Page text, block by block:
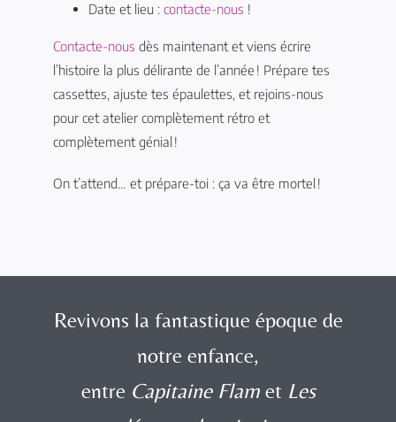
Date et lieu : contacte-nous !
Contacte-nous dès maintenant et viens écrire
l’histoire la plus délirante de l’année ! Prépare tes
cassettes, ajuste tes épaulettes, et rejoins-nous
pour cet atelier complètement rétro et
complètement génial !
On t’attend… et prépare-toi : ça va être mortel !
Revivons la fantastique époque de
notre enfance,
entre Capitaine Flamet Les